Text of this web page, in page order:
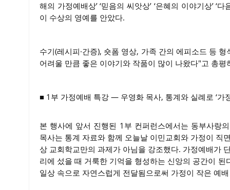
해의 가정예배상’ ‘믿음의 씨앗상’ ‘은혜의 이야기상’ ‘
이 수상의 영예를 안았다.
수기(레시피·간증), 숏폼 영상, 가족 간의 에피소드 등
어려울 만큼 좋은 이야기와 작품이 많이 나왔다"고 총
■ 1부 가정예배 특강 ― 우영화 목사, 통계와 실례로 ‘가
본 행사에 앞서 진행된 1부 컨퍼런스에서는 동부사랑
목사는 통계 자료와 함께 오늘날 이민교회와 가정이 직
상 교회학교만의 과제가 아님을 강조했다. 가정예배가
리에 섰을 때 거룩한 기억을 형성하는 신앙의 공간이
일상 속으로 자연스럽게 전달됨으로써 가정이 작은 예